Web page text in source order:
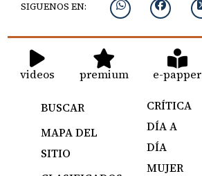
SIGUENOS EN:
videos premium e-papper
BUSCAR
MAPA DEL
SITIO
CRÍTICA
DÍA A
DÍA
MUJER